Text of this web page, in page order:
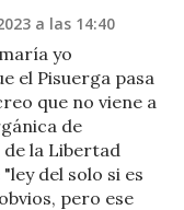
a las 14:40
yo
el Pisuerga pasa
que no viene a
de
la Libertad
del solo si es
pero ese